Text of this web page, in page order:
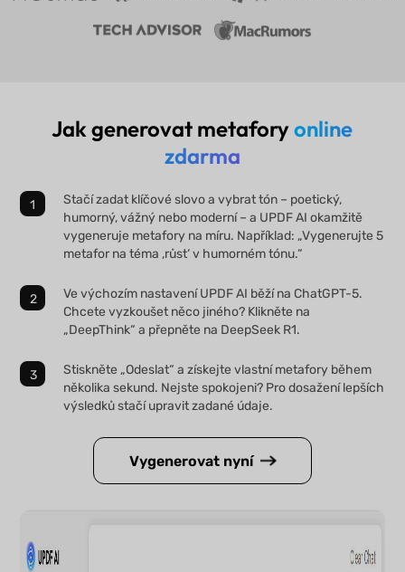
Jak generovat metaforyonline
zdarma
Stačí zadat klíčové slovo a vybrat tón – poetický,
humorný, vážný nebo moderní – a UPDF AI okamžitě
vygeneruje metafory na míru. Například: „Vygenerujte 5
metafor na téma ‚růst‘ v humorném tónu.“
Ve výchozím nastavení UPDF AI běží na ChatGPT-5.
Chcete vyzkoušet něco jiného? Klikněte na
„DeepThink“ a přepněte na DeepSeek R1.
Stiskněte „Odeslat“ a získejte vlastní metafory během
několika sekund. Nejste spokojeni? Pro dosažení lepších
výsledků stačí upravit zadané údaje.
Vygenerovat nyní